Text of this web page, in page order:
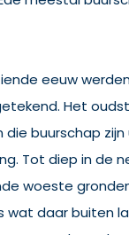
eeuw
Het
buurschap
Tot diep in de
woeste
wat daar buiten